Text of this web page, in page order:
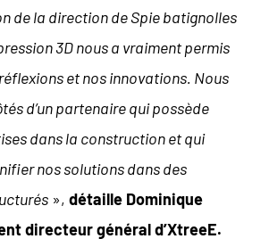
de la direction de Spie batignolles
3D nous a vraiment permis
et nos innovations. Nous
d’un partenaire qui possède
dans la construction et qui
nos solutions dans des
», détaille Dominique
directeur général d’XtreeE.